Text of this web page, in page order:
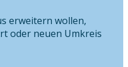
erweitern wollen,
oder neuen Umkreis